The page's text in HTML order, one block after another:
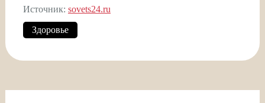
Источник: sovets24.ru
Здоровье